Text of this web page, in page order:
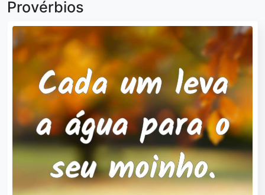
Provérbios